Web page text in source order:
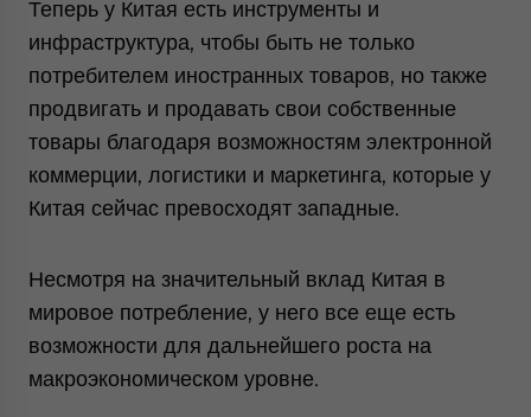
Теперь у Китая есть инструменты и
инфраструктура, чтобы быть не только
потребителем иностранных товаров, но также
продвигать и продавать свои собственные
товары благодаря возможностям электронной
коммерции, логистики и маркетинга, которые у
Китая сейчас превосходят западные.
Несмотря на значительный вклад Китая в
мировое потребление, у него все еще есть
возможности для дальнейшего роста на
макроэкономическом уровне.